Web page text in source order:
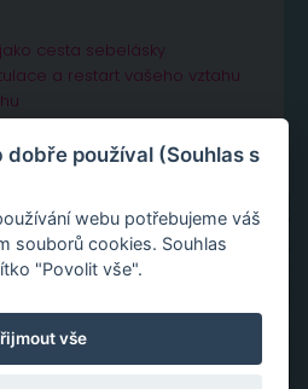
cesta sebelásky
a restart vašeho vztahu
dobře používal (Souhlas s
webu potřebujeme váš
souborů cookies. Souhlas
"Povolit vše".
vše